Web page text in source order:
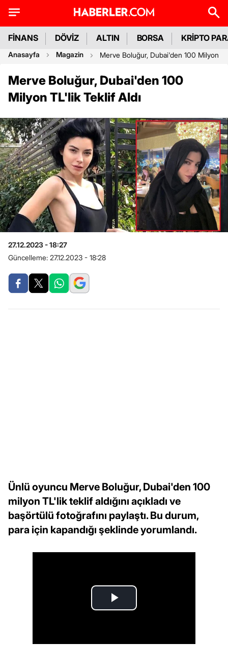
FİNANS DÖVİZ ALTIN BORSA KRİPTO
Anasayfa Magazin Merve Boluğur, Dubai'den 100 Milyon
Merve Boluğur, Dubai'den 100
Milyon TL'lik Teklif Aldı
27.12.2023 - 18:27
Güncelleme: 27.12.2023 - 18:28
Ünlü oyuncu Merve Boluğur, Dubai'den 100
milyon TL'lik teklif aldığını açıkladı ve
başörtülü fotoğrafını paylaştı. Bu durum,
para için kapandığı şeklinde yorumlandı.